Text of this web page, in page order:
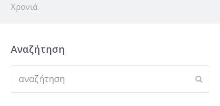
Χρονιά
Αναζήτηση
αναζήτηση